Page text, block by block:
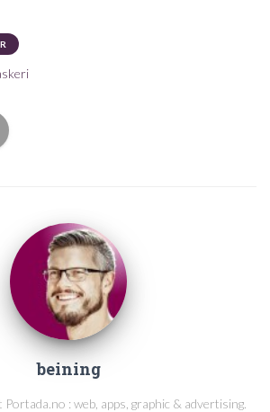
beining
: web, apps, graphic & advertising.